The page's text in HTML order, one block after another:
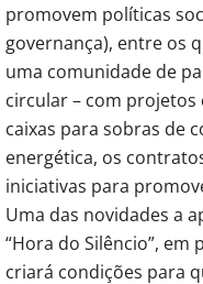
promovem políticas
governança), entre os
uma comunidade de
circular – com
caixas para sobras de
energética, os
iniciativas para
Uma das novidades a
“Hora do Silêncio”, em
criará condições para